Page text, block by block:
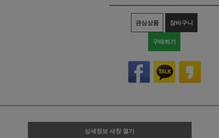
관심상품 장바구니
구매하기
상세정보 새창 열기